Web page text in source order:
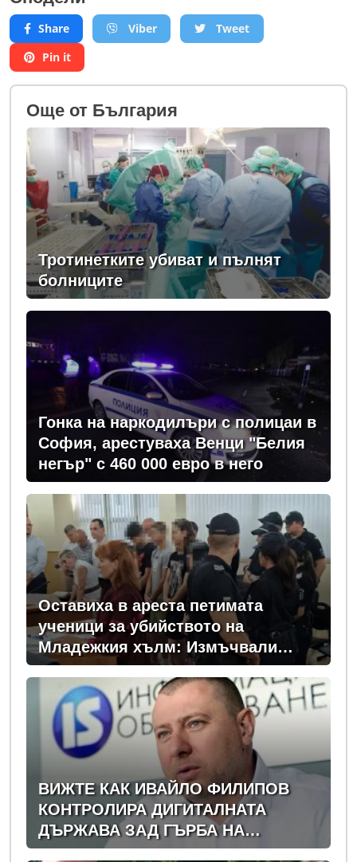
Share Viber
Tweet
Pin it
Oще от България
Тротинетките убиват и пълнят
болниците
Гонка на наркодилъри с полицаи в
София, арестуваха Венци "Белия
негър" с 460 000 евро в него
Оставиха в ареста петимата
ученици за убийството на
Младежкия хълм: Измъчвали
Георги час, гаврили се с него и го
обрали
ВИЖТЕ КАК ИВАЙЛО ФИЛИПОВ
КОНТРОЛИРА ДИГИТАЛНАТА
ДЪРЖАВА ЗАД ГЪРБА НА
ПРАВИТЕЛСТВОТО?